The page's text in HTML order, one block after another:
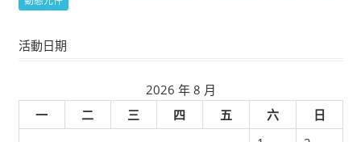
活動日期
2026 年 8 月
一
二 三 四 五 六
日